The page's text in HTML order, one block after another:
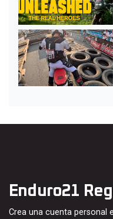
Enduro21
Crea una cuenta personal